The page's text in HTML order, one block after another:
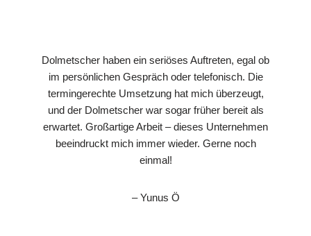
Dolmetscher haben ein seriöses Auftreten, egal ob
im persönlichen Gespräch oder telefonisch. Die
termingerechte Umsetzung hat mich überzeugt,
und der Dolmetscher war sogar früher bereit als
erwartet. Großartige Arbeit – dieses Unternehmen
beeindruckt mich immer wieder. Gerne noch
einmal!
– Yunus Ö